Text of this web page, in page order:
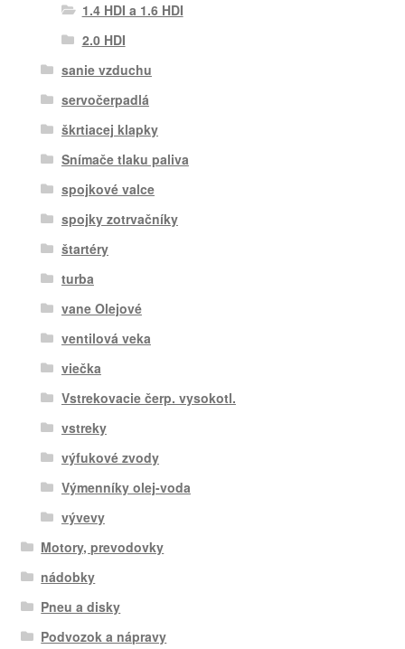
1.4 HDI a 1.6 HDI
2.0 HDI
sanie vzduchu
servočerpadlá
škrtiacej klapky
Snímače tlaku paliva
spojkové valce
spojky zotrvačníky
štartéry
turba
vane Olejové
ventilová veka
viečka
Vstrekovacie čerp. vysokotl.
vstreky
výfukové zvody
Výmenníky olej-voda
vývevy
Motory, prevodovky
nádobky
Pneu a disky
Podvozok a nápravy